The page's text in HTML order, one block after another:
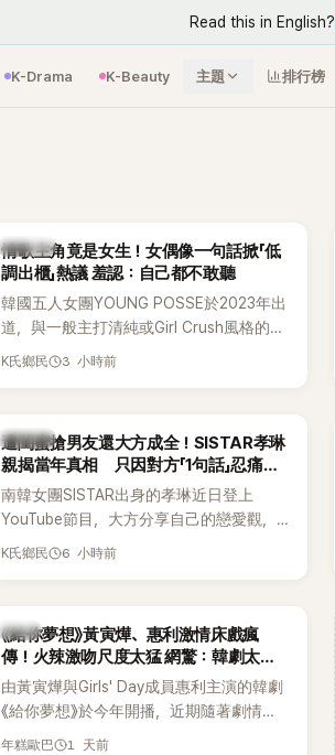
Read this in English?
K-Drama K-Beauty 主題 排行榜
K-POP
情歌主角竟是女生！女偶像一句話掀「低
調出櫃」熱議 羞認：自己都不敢聽
韓國五人女團YOUNG POSSE於2023年出
道，與一般主打清純或Girl Crush風格的女
團不同，她們以濃厚的Hip-Hop元素、自
的音樂風格，在海外尤其是歐美市場累積
不少人氣，逐漸成為第五代女團中極具辨
識度的新生代代表之一。
K氏鄉民 3 小時前
K-POP
遭閨蜜搶男友還大方成全！SISTAR孝琳
親揭當年真相 只因對方「1句話」忍痛放
手
南韓女團SISTAR出身的孝琳近日登上
YouTube節目，大方分享自己的戀愛觀，
更首度坦承過去曾遭最好的朋友搶走男
K氏鄉民 6 小時前
韓劇
《給你夢想》黃寅燁、惠利激情床戲瘋
傳！火辣激吻尺度太猛 網驚：韓劇太敢
拍
由黃寅燁與Girls' Day成員惠利主演的韓劇
《給你夢想》於今年開播，近期隨著劇情進
入高潮，男女主角的感情線快速升溫。最
年糕歐巴 1 天前